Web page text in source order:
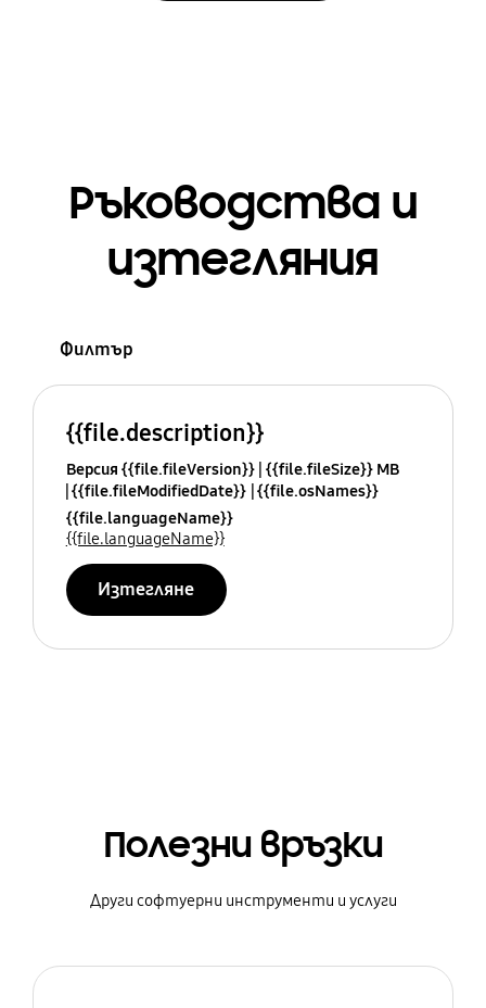
Ръководства и
изтегляния
Филтър
{{file.description}}
Версия {{file.fileVersion}} {{file.fileSize}} MB
{{file.fileModifiedDate}} {{file.osNames}}
{{file.languageName}}
{{file.languageName}}
Изтегляне
Полезни връзки
Други софтуерни инструменти и услуги